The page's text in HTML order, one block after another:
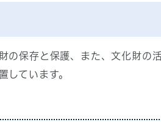
の保存と保護、また、文化財の
しています。